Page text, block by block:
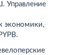
Управление
экономики,